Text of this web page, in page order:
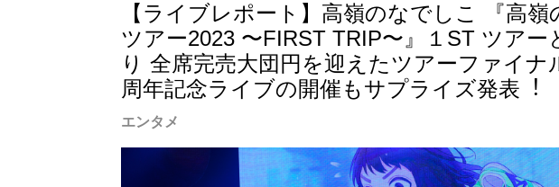
【ライブレポート】⾼嶺のなでしこ 『⾼
ツアー2023 〜FIRST TRIP〜』１ST ツア
り 全席完売⼤団円を迎えたツアーファイ
周年記念ライブの開催もサプライズ発表︕
エンタメ